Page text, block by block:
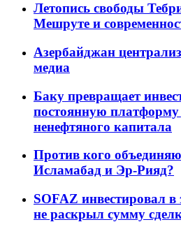
Летопись свободы
Мешруте и
Азербайджан
медиа
Баку превращает
постоянную
ненефтяного капитала
Против кого
Исламабад и Эр-Рияд?
SOFAZ инвестировал в
не раскрыл сумму